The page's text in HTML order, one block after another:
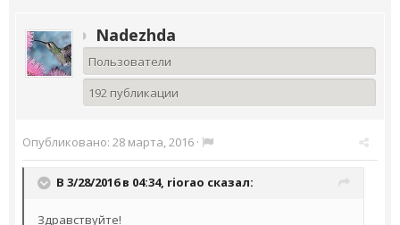
Nadezhda
Пользователи
192 публикации
Опубликовано: 28 марта, 2016 ·
В 3/28/2016 в 04:34, riorao сказал:
Здравствуйте!